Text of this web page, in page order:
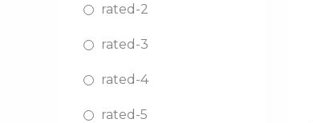
rated-2
rated-3
rated-4
rated-5